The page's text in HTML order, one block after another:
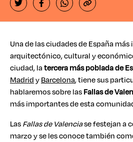
Una de las ciudades de España
arquitectónico, cultural y
ciudad, latercera más poblada de
MadridyBarcelona, tiene sus
hablaremos sobre lasFallas de
más importantes de esta
LasFallas de Valenciase festejan a
marzo y se les conoce también